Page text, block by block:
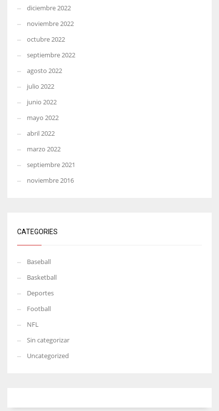
diciembre 2022
noviembre 2022
octubre 2022
septiembre 2022
agosto 2022
julio 2022
junio 2022
mayo 2022
abril 2022
marzo 2022
septiembre 2021
noviembre 2016
CATEGORIES
Baseball
Basketball
Deportes
Football
NFL
Sin categorizar
Uncategorized